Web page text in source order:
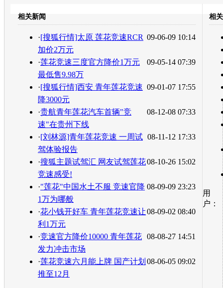
转发至：
相关新闻
09-06-09 10:14
·[搜狐行情]太原 莲花竞速RCR
加价2万元
09-05-14 07:39
·莲花竞速三度官方降价1万元
最低售9.98万
09-01-07 17:55
·[搜狐行情]西安 青年莲花竞速
降3000元
08-12-08 07:33
·贵航青年莲花汽车首辆"竞
速"在贵州下线
08-11-12 17:33
·[刘林源]青年莲花竞速 一周试
驾体验报告
08-10-26 15:02
·搜狐主题试驾汇 网友试驾莲花
竞速感受!
08-09-09 23:23
·"莲花"中国水土不服 竞速官降
1万为哪般
08-09-02 08:40
·花小钱开好车 青年莲花竞速让
利1万元
08-08-27 14:51
·竞速官方降价10000 青年莲花
发力冲击市场
08-06-05 09:02
·莲花竞速六月能上牌 国产计划
推至12月
相
用
户：